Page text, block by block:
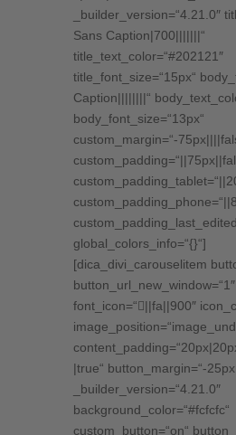
_builder_version=“4.21.0″
Sans Caption|700|||||||“
title_text_color=“#202121″
title_font_size=“15px“
Caption||||||||“
body_font_size=“13px“
custom_margin=“-
global_colors_info=“{}“]
[dica_divi_carouselitem
font_icon=“||fa||900″
|true“ button_margin=“-
_builder_version=“4.21.0″
background_color=“#fcfcfc“
custom_button=“on“